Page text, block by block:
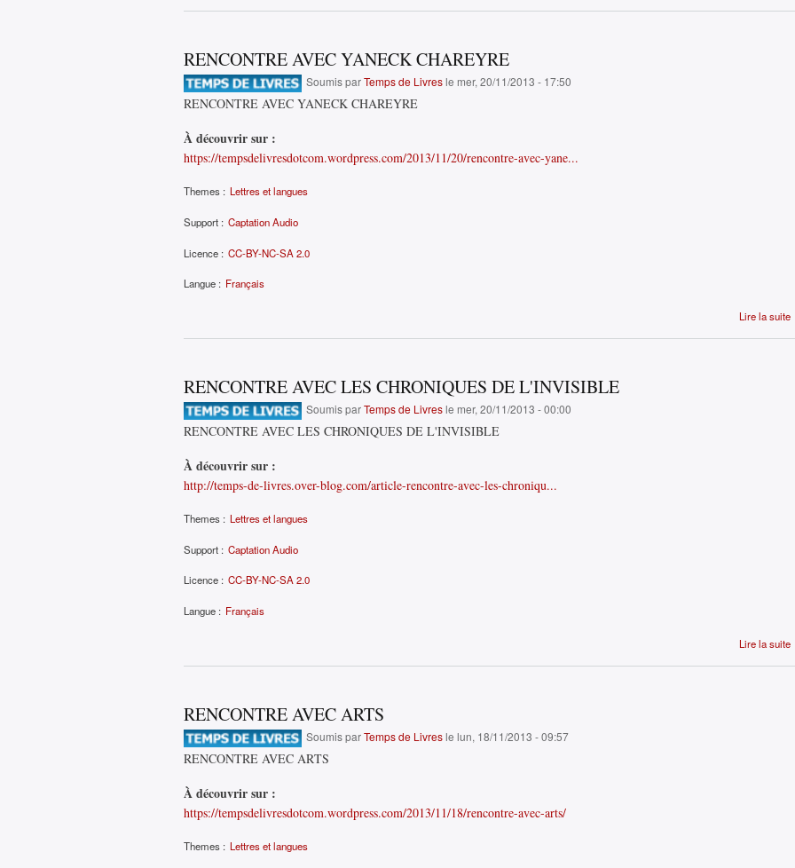
RENCONTRE AVEC YANECK CHAREYRE
Soumis parTemps de Livresle mer, 20/11/2013 - 17:50
RENCONTRE AVEC YANECK CHAREYRE
À découvrir sur :
https://tempsdelivresdotcom.wordpress.com/2013/11/20/rencontre-avec-yane...
Themes : Lettres et langues
Support : Captation Audio
Licence : CC-BY-NC-SA 2.0
Langue : Français
Lire la suite
RENCONTRE AVEC LES CHRONIQUES DE L'INVISIBLE
Soumis parTemps de Livresle mer, 20/11/2013 - 00:00
RENCONTRE AVEC LES CHRONIQUES DE L'INVISIBLE
À découvrir sur :
http://temps-de-livres.over-blog.com/article-rencontre-avec-les-chroniqu...
Themes : Lettres et langues
Support : Captation Audio
Licence : CC-BY-NC-SA 2.0
Langue : Français
Lire la suite
RENCONTRE AVEC ARTS
Soumis parTemps de Livresle lun, 18/11/2013 - 09:57
RENCONTRE AVEC ARTS
À découvrir sur :
https://tempsdelivresdotcom.wordpress.com/2013/11/18/rencontre-avec-arts/
Themes : Lettres et langues